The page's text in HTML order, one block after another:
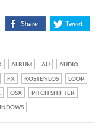
ALBUM AU
AUDIO
FX KOSTENLOS
LOOP
OSX
PITCH SHIFTER